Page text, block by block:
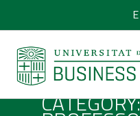
CATEGORY: